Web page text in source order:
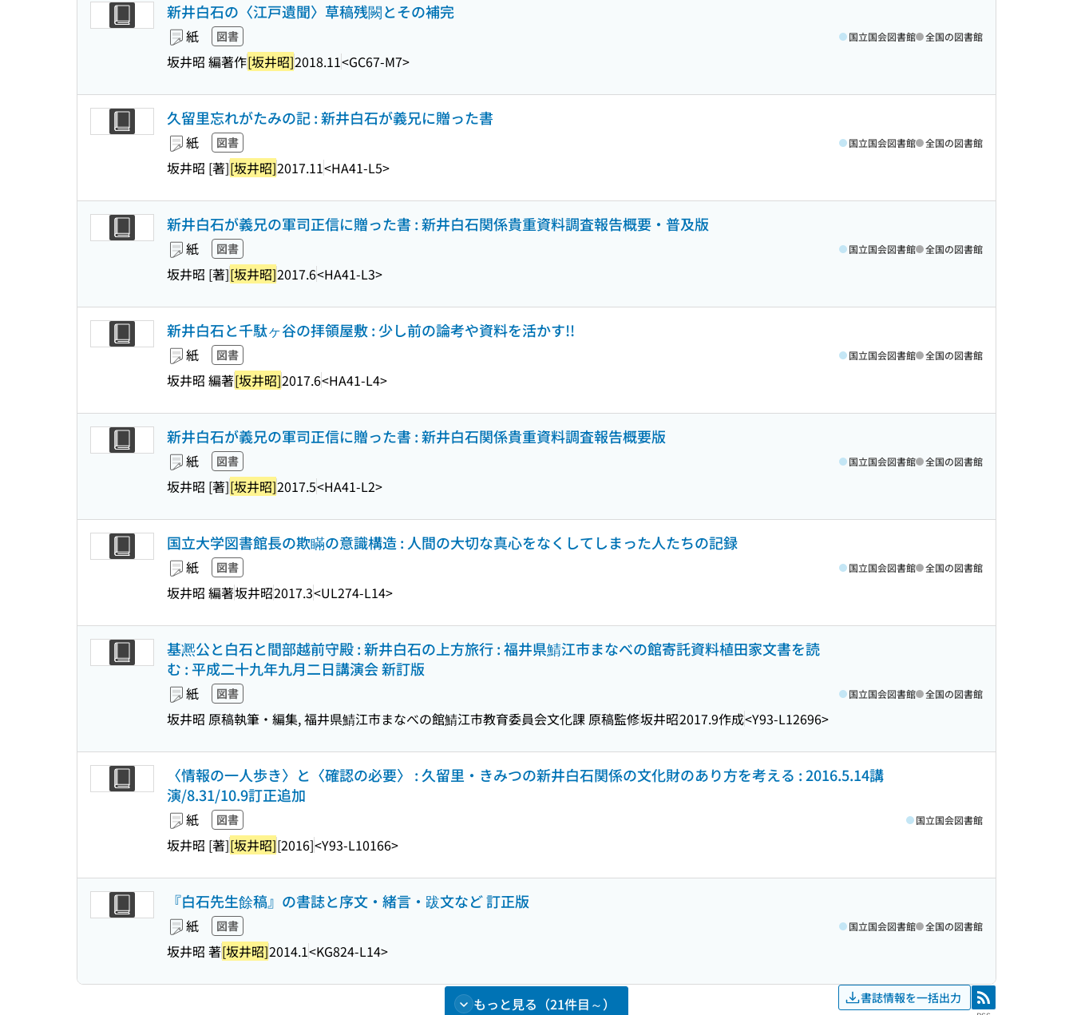
新井白石の〈江戸遺聞〉草稿残闕とその補完
紙 図書
坂井昭 編著作[坂井昭]2018.11<GC67-M7>
国立国会図書館 全国の図書館
久留里忘れがたみの記 : 新井白石が義兄に贈った書
紙 図書
坂井昭 [著][坂井昭]2017.11<HA41-L5>
国立国会図書館 全国の図書館
新井白石が義兄の軍司正信に贈った書 : 新井白石関係貴重資料調査報告概要・普及版
紙 図書
坂井昭 [著][坂井昭]2017.6<HA41-L3>
国立国会図書館 全国の図書館
新井白石と千駄ヶ谷の拝領屋敷 : 少し前の論考や資料を活かす!!
紙 図書
坂井昭 編著[坂井昭]2017.6<HA41-L4>
国立国会図書館 全国の図書館
新井白石が義兄の軍司正信に贈った書 : 新井白石関係貴重資料調査報告概要版
紙 図書
坂井昭 [著][坂井昭]2017.5<HA41-L2>
国立国会図書館 全国の図書館
国立大学図書館長の欺瞞の意識構造 : 人間の大切な真心をなくしてしまった人たちの記録
紙 図書
坂井昭 編著坂井昭2017.3<UL274-L14>
国立国会図書館 全国の図書館
基凞公と白石と間部越前守殿 : 新井白石の上方旅行 : 福井県鯖江市まなべの館寄託資料植田家文書を読
む : 平成二十九年九月二日講演会 新訂版
紙 図書
坂井昭 原稿執筆・編集, 福井県鯖江市まなべの館鯖江市教育委員会文化課 原稿監修坂井昭2017.9作成<Y93-L12696>
国立国会図書館 全国の図書館
〈情報の一人歩き〉と〈確認の必要〉 : 久留里・きみつの新井白石関係の文化財のあり方を考える : 2016.5.14講
演/8.31/10.9訂正追加
紙 図書
坂井昭 [著][坂井昭][2016]<Y93-L10166>
国立国会図書館
『白石先生餘稿』の書誌と序文・緒言・跋文など 訂正版
紙 図書
坂井昭 著[坂井昭]2014.1<KG824-L14>
国立国会図書館 全国の図書館
もっと見る（21件目～） 書誌情報を一括出力 RSS